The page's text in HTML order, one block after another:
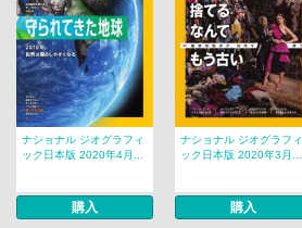
ナショナル ジオグラフィ
ック日本版 2020年4月...
購入
ナショナル ジオグラフィ
ック日本版 2020年3月...
購入